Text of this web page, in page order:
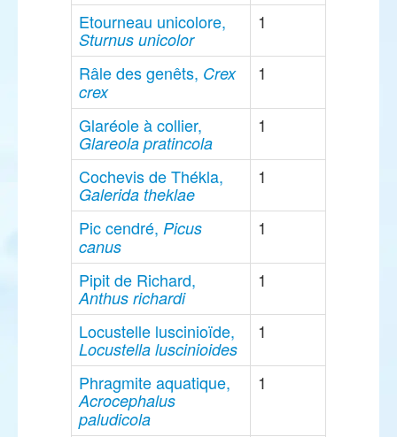
Etourneau unicolore,
Sturnus unicolor
1
Râle des genêts, Crex
crex
1
Glaréole à collier,
Glareola pratincola
1
Cochevis de Thékla,
Galerida theklae
1
Pic cendré, Picus
canus
1
Pipit de Richard,
Anthus richardi
1
Locustelle luscinioïde,
Locustella luscinioides
1
Phragmite aquatique,
Acrocephalus
paludicola
1